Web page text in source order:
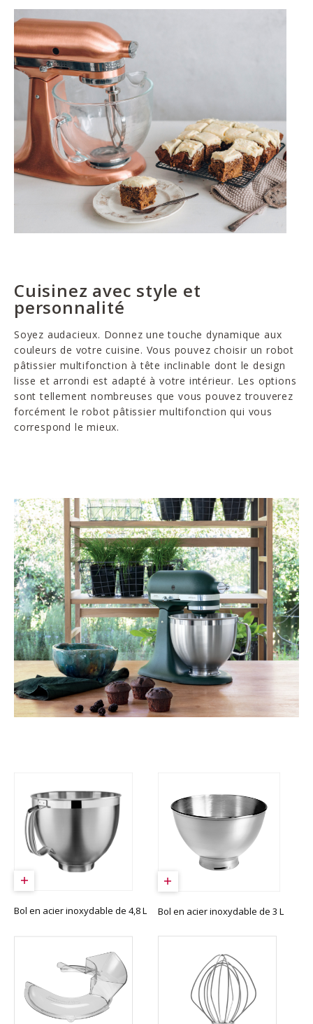
Cuisinez avec style et
personnalité
Soyez audacieux. Donnez une touche dynamique aux
couleurs de votre cuisine. Vous pouvez choisir un robot
pâtissier multifonction à tête inclinable dont le design
lisse et arrondi est adapté à votre intérieur. Les options
sont tellement nombreuses que vous pouvez trouverez
forcément le robot pâtissier multifonction qui vous
correspond le mieux.
Bol en acier inoxydable de 4,8 L Bol en acier inoxydable de 3 L